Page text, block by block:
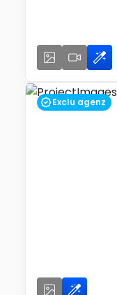
Exclu agenz